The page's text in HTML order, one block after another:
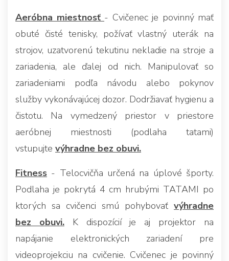
Aeróbna miestnosť - Cvičenec je povinný mať
obuté čisté tenisky, požívať vlastný uterák na
strojov, uzatvorenú tekutinu nekladie na stroje a
zariadenia, ale ďalej od nich. Manipulovať so
zariadeniami podľa návodu alebo pokynov
služby vykonávajúcej dozor. Dodržiavať hygienu a
čistotu. Na vymedzený priestor v priestore
aeróbnej miestnosti (podlaha tatami)
vstupujte výhradne bez obuvi.
Fitness - Telocvičňa určená na úplové športy.
Podlaha je pokrytá 4 cm hrubými TATAMI po
ktorých sa cvičenci smú pohybovať výhradne
bez obuvi.K dispozícií je aj projektor na
napájanie elektronických zariadení pre
videoprojekciu na cvičenie. Cvičenec je povinný